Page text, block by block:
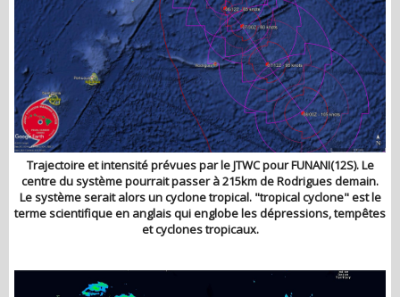
Trajectoire et intensité prévues par le JTWC pour FUNANI(12S). Le
centre du système pourrait passer à 215km de Rodrigues demain.
Le système serait alors un cyclone tropical. "tropical cyclone" est le
terme scientifique en anglais qui englobe les dépressions, tempêtes
et cyclones tropicaux.